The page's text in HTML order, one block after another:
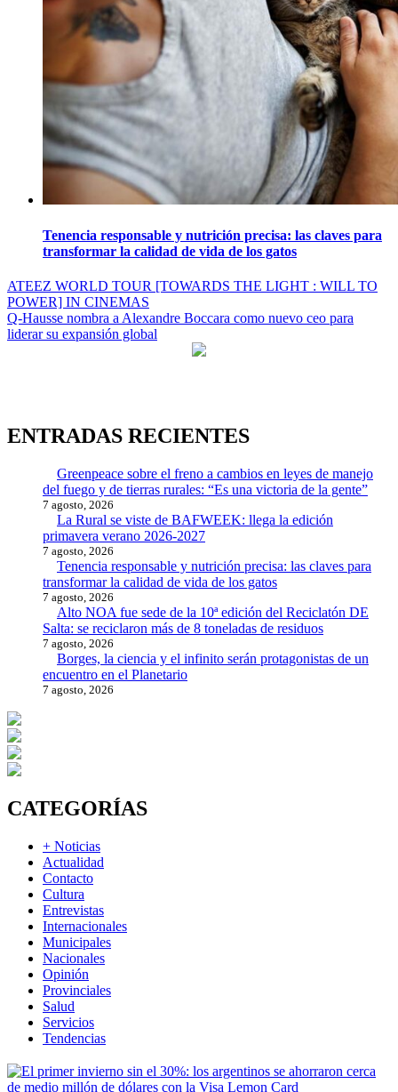
Tenencia responsable y nutrición precisa: las claves para
transformar la calidad de vida de los gatos
Navegación
de
entradas
ATEEZ WORLD TOUR [TOWARDS THE LIGHT : WILL TO
POWER] IN CINEMAS
Q-Hausse nombra a Alexandre Boccara como nuevo ceo para
liderar su expansión global
ENTRADAS RECIENTES
Greenpeace sobre el freno a cambios en leyes de manejo
del fuego y de tierras rurales: “Es una victoria de la gente”
7 agosto, 2026
La Rural se viste de BAFWEEK: llega la edición
primavera verano 2026-2027
7 agosto, 2026
Tenencia responsable y nutrición precisa: las claves para
transformar la calidad de vida de los gatos
7 agosto, 2026
Alto NOA fue sede de la 10ª edición del Reciclatón DE
Salta: se reciclaron más de 8 toneladas de residuos
7 agosto, 2026
Borges, la ciencia y el infinito serán protagonistas de un
encuentro en el Planetario
7 agosto, 2026
CATEGORÍAS
+ Noticias
Actualidad
Contacto
Cultura
Entrevistas
Internacionales
Municipales
Nacionales
Opinión
Provinciales
Salud
Servicios
Tendencias